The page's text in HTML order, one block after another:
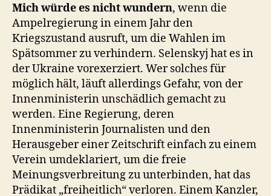
Mich würde es nicht wundern, wenn die
Ampelregierung in einem Jahr den
Kriegszustand ausruft, um die Wahlen im
Spätsommer zu verhindern. Selenskyj hat es in
der Ukraine vorexerziert. Wer solches für
möglich hält, läuft allerdings Gefahr, von der
Innenministerin unschädlich gemacht zu
werden. Eine Regierung, deren
Innenministerin Journalisten und den
Herausgeber einer Zeitschrift einfach zu einem
Verein umdeklariert, um die freie
Meinungsverbreitung zu unterbinden, hat das
Prädikat „freiheitlich“ verloren. Einem Kanzler,